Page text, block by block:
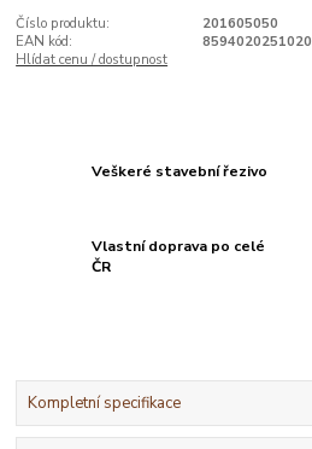
Číslo produktu:
201605050
EAN kód:
8594020251020
Hlídat cenu / dostupnost
Veškeré stavební řezivo
Vlastní doprava po celé
ČR
Kompletní specifikace